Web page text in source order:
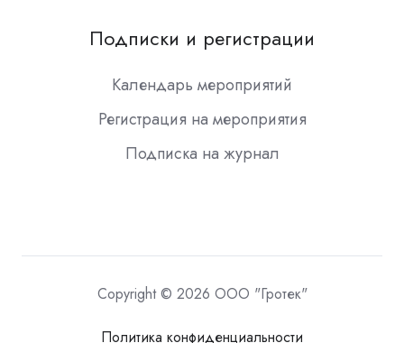
Подписки и регистрации
Календарь мероприятий
Регистрация на мероприятия
Подписка на журнал
Copyright © 2026 ООО "Гротек"
Политика конфиденциальности